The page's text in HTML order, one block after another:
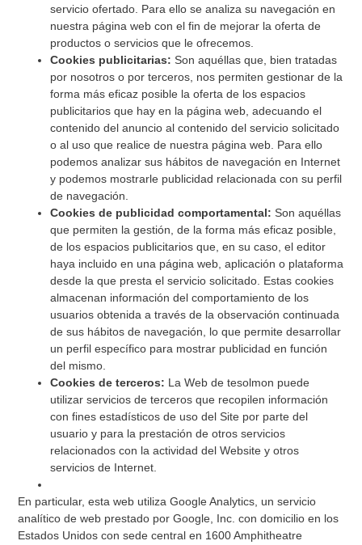
servicio ofertado. Para ello se analiza su navegación en
nuestra página web con el fin de mejorar la oferta de
productos o servicios que le ofrecemos.
Cookies publicitarias: Son aquéllas que, bien tratadas
por nosotros o por terceros, nos permiten gestionar de la
forma más eficaz posible la oferta de los espacios
publicitarios que hay en la página web, adecuando el
contenido del anuncio al contenido del servicio solicitado
o al uso que realice de nuestra página web. Para ello
podemos analizar sus hábitos de navegación en Internet
y podemos mostrarle publicidad relacionada con su perfil
de navegación.
Cookies de publicidad comportamental: Son aquéllas
que permiten la gestión, de la forma más eficaz posible,
de los espacios publicitarios que, en su caso, el editor
haya incluido en una página web, aplicación o plataforma
desde la que presta el servicio solicitado. Estas cookies
almacenan información del comportamiento de los
usuarios obtenida a través de la observación continuada
de sus hábitos de navegación, lo que permite desarrollar
un perfil específico para mostrar publicidad en función
del mismo.
Cookies de terceros: La Web de tesolmon puede
utilizar servicios de terceros que recopilen información
con fines estadísticos de uso del Site por parte del
usuario y para la prestación de otros servicios
relacionados con la actividad del Website y otros
servicios de Internet.
En particular, esta web utiliza Google Analytics, un servicio
analítico de web prestado por Google, Inc. con domicilio en los
Estados Unidos con sede central en 1600 Amphitheatre